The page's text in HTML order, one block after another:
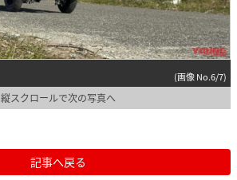
(画像 No.6/7)
縦スクロールで次の写真へ
記事へ戻る